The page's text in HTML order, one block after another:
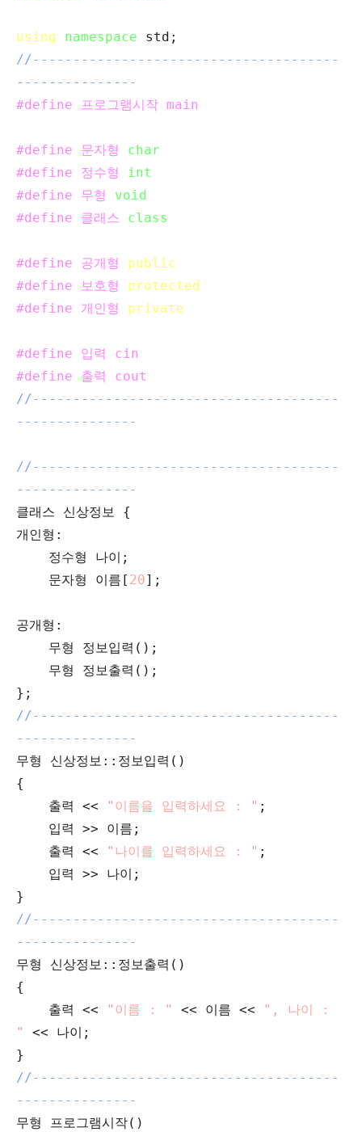
using namespace std;
//--------------------------------------
---------------
#define 프로그램시작 main
#define 문자형 char
#define 정수형 int
#define 무형 void
#define 클래스 class
#define 공개형 public
#define 보호형 protected
#define 개인형 private
#define 입력 cin
#define 출력 cout
//--------------------------------------
---------------
//--------------------------------------
---------------
클래스 신상정보 {
개인형:
정수형 나이;
문자형 이름[ 20];
공개형:
무형 정보입력();
무형 정보출력();
};
//--------------------------------------
---------------
무형 신상정보::정보입력()
{
출력 <<
"이름을 입력하세요 : " ;
입력 >> 이름;
출력 <<
"나이를 입력하세요 : " ;
입력 >> 나이;
}
//--------------------------------------
---------------
무형 신상정보::정보출력()
{
출력 <<
"이름 : " << 이름 <<
", 나이 :
"
<< 나이;
}
//--------------------------------------
---------------
무형 프로그램시작()